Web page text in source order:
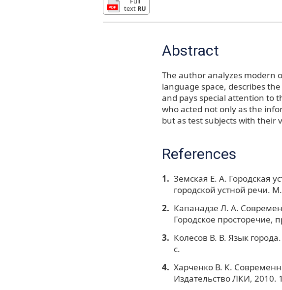
text RU
Abstract
The author analyzes modern
language space, describes
and pays special attention to
who acted not only as the
but as test subjects with their
References
Земская Е. А. Городская
городской устной речи.
Капанадзе Л. А.
Городское просторечие,
Колесов В. В. Язык
с.
Харченко В. К.
Издательство ЛКИ, 2010.